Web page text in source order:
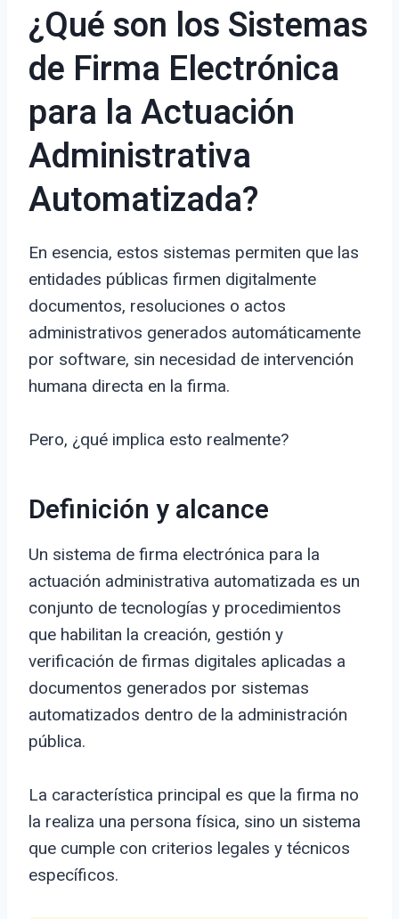
¿Qué son los Sistemas
de Firma Electrónica
para la Actuación
Administrativa
Automatizada?
En esencia, estos sistemas permiten que las
entidades públicas firmen digitalmente
documentos, resoluciones o actos
administrativos generados automáticamente
por software, sin necesidad de intervención
humana directa en la firma.
Pero, ¿qué implica esto realmente?
Definición y alcance
Un sistema de firma electrónica para la
actuación administrativa automatizada es un
conjunto de tecnologías y procedimientos
que habilitan la creación, gestión y
verificación de firmas digitales aplicadas a
documentos generados por sistemas
automatizados dentro de la administración
pública.
La característica principal es que la firma no
la realiza una persona física, sino un sistema
que cumple con criterios legales y técnicos
específicos.